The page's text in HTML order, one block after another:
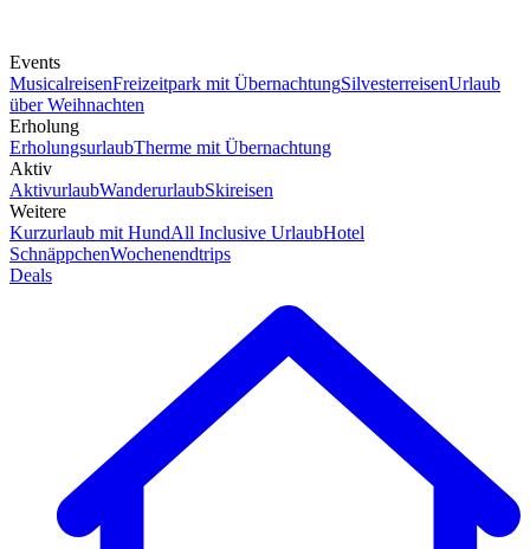
Events
MusicalreisenFreizeitpark mit ÜbernachtungSilvesterreisenUrlaub
über Weihnachten
Erholung
ErholungsurlaubTherme mit Übernachtung
Aktiv
AktivurlaubWanderurlaubSkireisen
Weitere
Kurzurlaub mit HundAll Inclusive UrlaubHotel
SchnäppchenWochenendtrips
Deals